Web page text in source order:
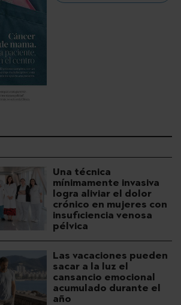
Una técnica
mínimamente invasiva
logra aliviar el dolor
crónico en mujeres con
insuficiencia venosa
pélvica
Las vacaciones pueden
sacar a la luz el
cansancio emocional
acumulado durante el
año